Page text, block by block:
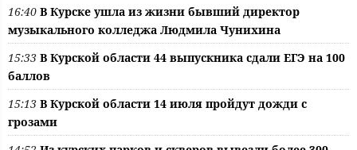
16:40 В Курске ушла из жизни бывший директор
музыкального колледжа Людмила Чунихина
15:33 В Курской области 44 выпускника сдали ЕГЭ на 100
баллов
15:13 В Курской области 14 июля пройдут дожди с
грозами